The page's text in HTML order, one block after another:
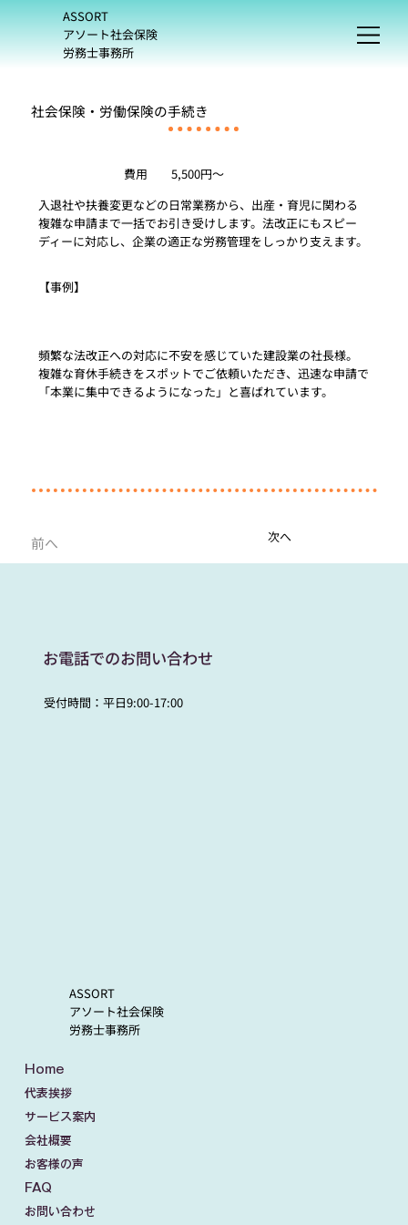
ASSORT
アソート社会保険
労務士事務所
社会保険・労働保険の手続き
費用
5,500円～
入退社や扶養変更などの日常業務から、出産・育児に関わる
複雑な申請まで一括でお引き受けします。法改正にもスピー
ディーに対応し、企業の適正な労務管理をしっかり支えます。
【事例】
頻繁な法改正への対応に不安を感じていた建設業の社長様。
複雑な育休手続きをスポットでご依頼いただき、迅速な申請で
「本業に集中できるようになった」と喜ばれています。
前へ 次へ
受付時間：平日9:00-17:00
お電話でのお問い合わせ
ASSORT
アソート社会保険
労務士事務所
Home
代表挨拶
サービス案内
会社概要
お客様の声
FAQ
お問い合わせ